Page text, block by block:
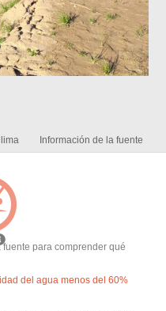
Información de la fuente
para comprender qué
del agua menos del 60%